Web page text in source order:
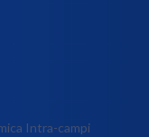
Intra-campi